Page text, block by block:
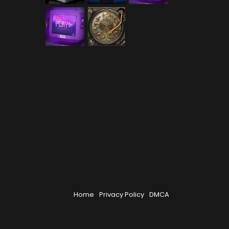
Home Privacy Policy DMCA